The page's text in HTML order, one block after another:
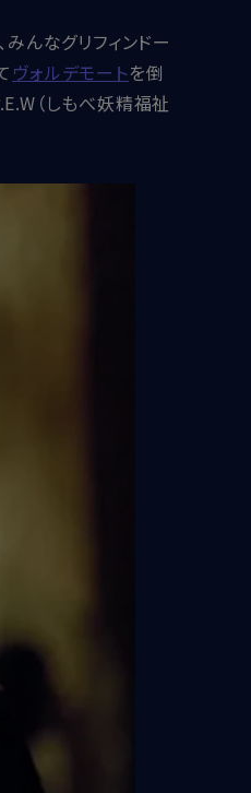
んなグリフィンドー
ヴォルデモートを倒
（しもべ妖精福祉